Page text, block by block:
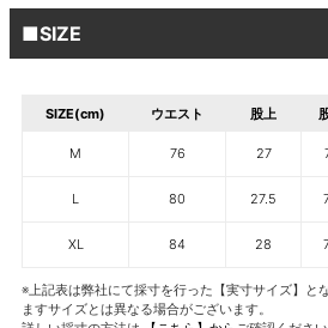
■SIZE
SIZE(cm) ウエスト 股上
M 76 27
L 80 27.5
XL 84 28
※上記表は弊社にて採寸を行った【実寸サイズ】と
ますサイズとは異なる場合がございます。